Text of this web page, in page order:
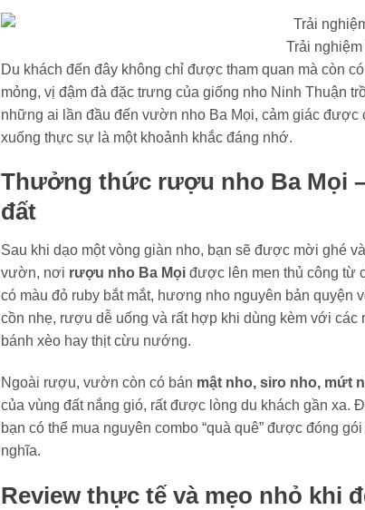
Trải
Du khách đến đây không chỉ được tham quan mà còn
mỏng, vị đậm đà đặc trưng của giống nho Ninh Thuận
những ai lần đầu đến vườn nho Ba Mọi, cảm giác được
xuống thực sự là một khoảnh khắc đáng nhớ.
Thưởng thức rượu nho Ba Mọi
đất
Sau khi dạo một vòng giàn nho, bạn sẽ được mời ghé
vườn, nơi rượu nho Ba Mọi được lên men thủ công từ
có màu đỏ ruby bắt mắt, hương nho nguyên bản quyện
cồn nhẹ, rượu dễ uống và rất hợp khi dùng kèm với
bánh xèo hay thịt cừu nướng.
Ngoài rượu, vườn còn có bán mật nho, siro nho, mứt
của vùng đất nắng gió, rất được lòng du khách gần xa.
bạn có thể mua nguyên combo “quà quê” được đóng
nghĩa.
Review thực tế và mẹo nhỏ khi